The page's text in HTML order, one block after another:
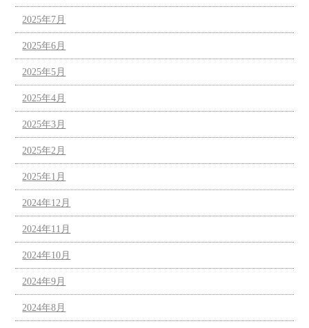
2025年7月
2025年6月
2025年5月
2025年4月
2025年3月
2025年2月
2025年1月
2024年12月
2024年11月
2024年10月
2024年9月
2024年8月